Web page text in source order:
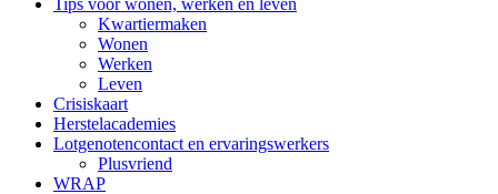
Kwartiermaken
Wonen
Werken
Leven
Crisiskaart
Herstelacademies
Lotgenotencontact en ervaringswerkers
Plusvriend
WRAP